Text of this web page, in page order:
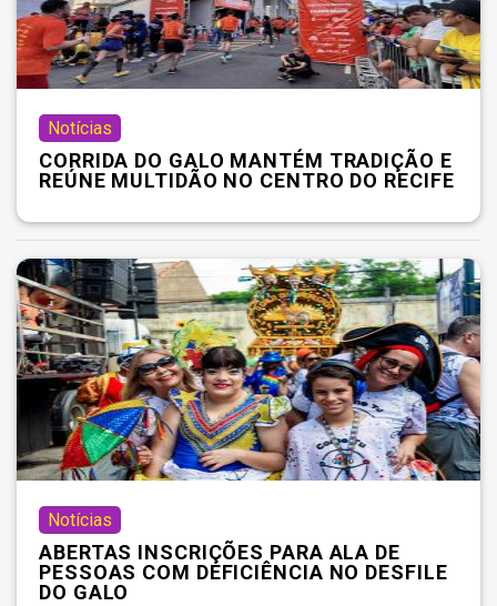
Notícias
CORRIDA DO GALO MANTÉM TRADIÇÃO E
REÚNE MULTIDÃO NO CENTRO DO RECIFE
Notícias
ABERTAS INSCRIÇÕES PARA ALA DE
PESSOAS COM DEFICIÊNCIA NO DESFILE
DO GALO